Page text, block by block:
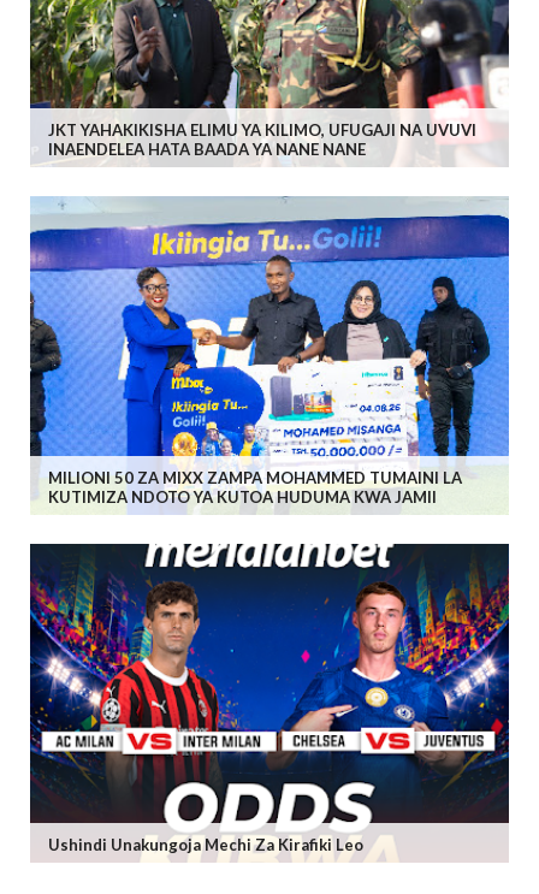
JKT YAHAKIKISHA ELIMU YA KILIMO, UFUGAJI NA UVUVI
INAENDELEA HATA BAADA YA NANE NANE
MILIONI 50 ZA MIXX ZAMPA MOHAMMED TUMAINI LA
KUTIMIZA NDOTO YA KUTOA HUDUMA KWA JAMII
Ushindi Unakungoja Mechi Za Kirafiki Leo